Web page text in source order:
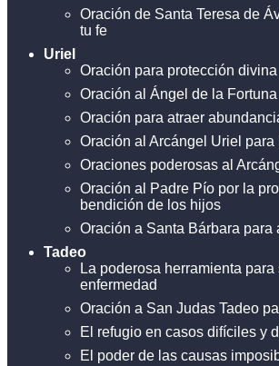
Oración de Santa Teresa de
tu fe
Uriel
Oración para protección divina
Oración al Ángel de la Fortuna
Oración para atraer
Oración al Arcángel Uriel para
Oraciones poderosas al
Oración al Padre Pío por la
bendición de los hijos
Oración a Santa Bárbara para
Tadeo
La poderosa herramienta para
enfermedad
Oración a San Judas Tadeo
El refugio en casos difíciles y
El poder de las causas